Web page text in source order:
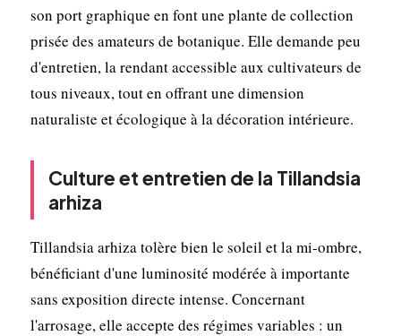
son port graphique en font une plante de collection
prisée des amateurs de botanique. Elle demande peu
d'entretien, la rendant accessible aux cultivateurs de
tous niveaux, tout en offrant une dimension
naturaliste et écologique à la décoration intérieure.
Culture et entretien de la Tillandsia
arhiza
Tillandsia arhiza tolère bien le soleil et la mi-ombre,
bénéficiant d'une luminosité modérée à importante
sans exposition directe intense. Concernant
l'arrosage, elle accepte des régimes variables : un